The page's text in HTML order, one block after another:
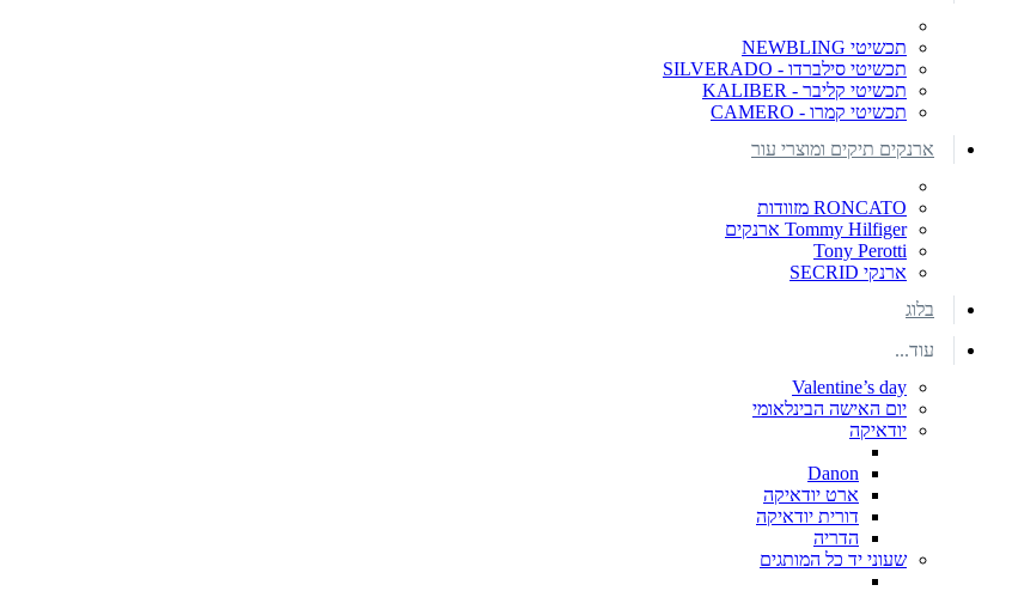
תכשיטי NEWBLING
תכשיטי סילברדו - SILVERADO
תכשיטי קליבר - KALIBER
תכשיטי קמרו - CAMERO
ארנקים תיקים ומוצרי עור
RONCATO מזוודות
Tommy Hilfiger ארנקים
Tony Perotti
ארנקי SECRID
בלוג
עוד...
Valentine’s day
יום האישה הבינלאומי
יודאיקה
Danon
ארט יודאיקה
דורית יודאיקה
הדריה
שעוני יד כל המותגים